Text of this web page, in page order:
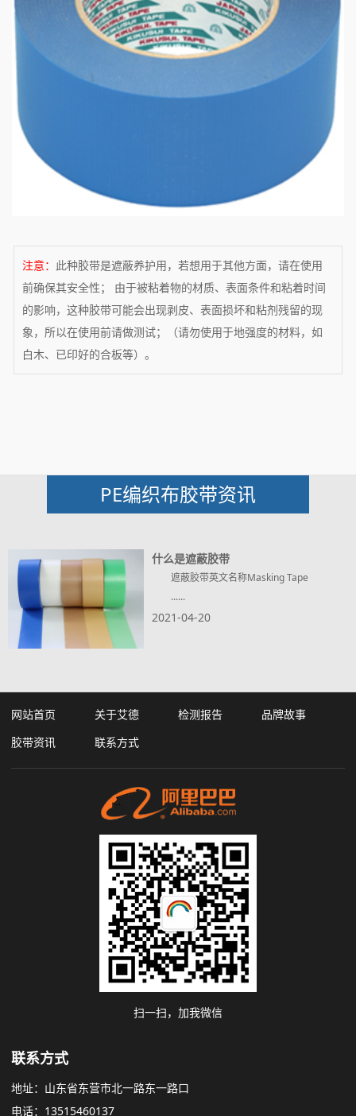
注意： 此种胶带是遮蔽养护用，若想用于其他方面，请在使用
前确保其安全性； 由于被粘着物的材质、表面条件和粘着时间
的影响，这种胶带可能会出现剥皮、表面损坏和粘剂残留的现
象，所以在使用前请做测试；（请勿使用于地强度的材料，如
白木、已印好的合板等）。
PE编织布胶带资讯
什么是遮蔽胶带
遮蔽胶带英文名称Masking Tape
......
2021-04-20
网站首页 关于艾德 检测报告
品牌故事
胶带资讯
联系方式
扫一扫，加我微信
联系方式
地址：山东省东营市北一路东一路口
电话：13515460137